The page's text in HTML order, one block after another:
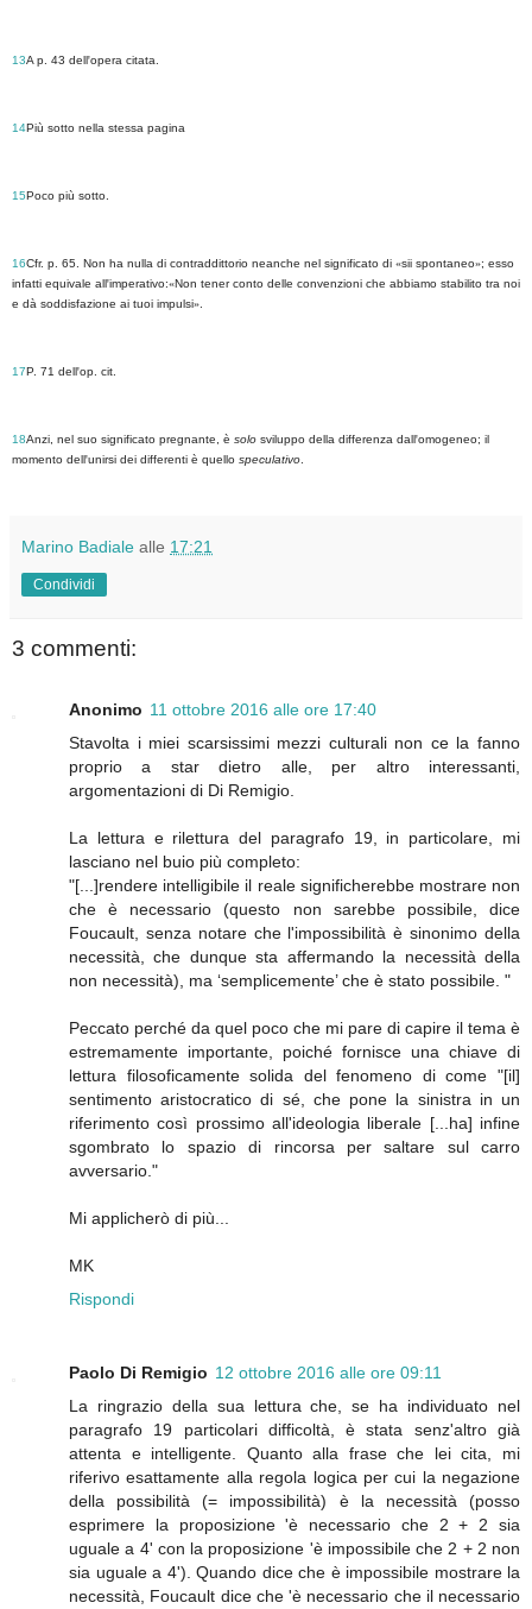
13A p. 43 dell'opera citata.
14Più sotto nella stessa pagina
15Poco più sotto.
16Cfr. p. 65. Non ha nulla di contraddittorio neanche nel significato di «sii spontaneo»; esso
infatti equivale all'imperativo:«Non tener conto delle convenzioni che abbiamo stabilito tra noi
e dà soddisfazione ai tuoi impulsi»
17P. 71 dell'op. cit.
18Anzi, nel suo significato pregnante, è solo sviluppo della differenza dall'omogeneo; il
momento dell'unirsi dei differenti è quello speculativo
Marino Badiale alle 17:21
Condividi
3 commenti:
Anonimo 11 ottobre 2016 alle ore 17:40
Stavolta i miei scarsissimi mezzi culturali non ce la fanno
proprio a star dietro alle, per altro interessanti,
argomentazioni di Di Remigio.
La lettura e rilettura del paragrafo 19, in particolare, mi
lasciano nel buio più completo:
"[...]rendere intelligibile il reale significherebbe mostrare non
che è necessario (questo non sarebbe possibile, dice
Foucault, senza notare che l'impossibilità è sinonimo della
necessità, che dunque sta affermando la necessità della
non necessità), ma ‘semplicemente’ che è stato possibile. "
Peccato perché da quel poco che mi pare di capire il tema è
estremamente importante, poiché fornisce una chiave di
lettura filosoficamente solida del fenomeno di come "[il]
sentimento aristocratico di sé, che pone la sinistra in un
riferimento così prossimo all'ideologia liberale [...ha] infine
sgombrato lo spazio di rincorsa per saltare sul carro
avversario."
Mi applicherò di più...
MK
Rispondi
Paolo Di Remigio 12 ottobre 2016 alle ore 09:11
La ringrazio della sua lettura che, se ha individuato nel
paragrafo 19 particolari difficoltà, è stata senz'altro già
attenta e intelligente. Quanto alla frase che lei cita, mi
riferivo esattamente alla regola logica per cui la negazione
della possibilità (= impossibilità) è la necessità (posso
esprimere la proposizione 'è necessario che 2 + 2 sia
uguale a 4' con la proposizione 'è impossibile che 2 + 2 non
sia uguale a 4'). Quando dice che è impossibile mostrare la
necessità, Foucault dice che 'è necessario che il necessario